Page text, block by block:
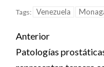
Tags: Venezuela
Anterior
Patologías